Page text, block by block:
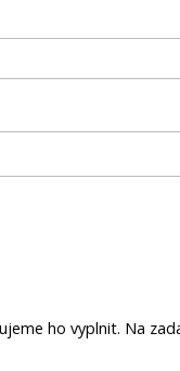
ho vyplnit. Na